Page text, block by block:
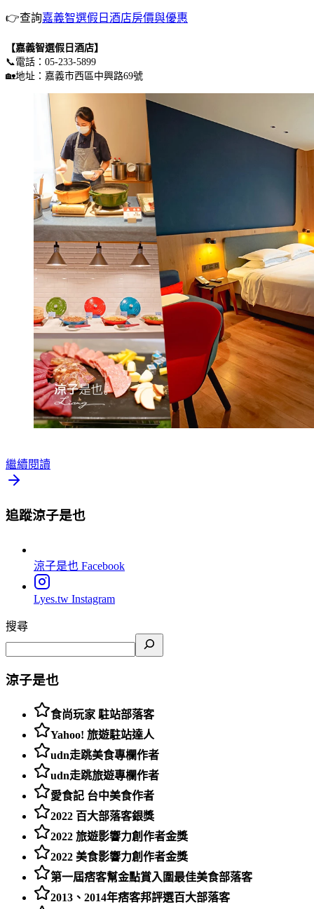
👉查詢嘉義智選假日酒店房價與優惠
【嘉義智選假日酒店】
📞電話：05-233-5899
🏡地址：嘉義市西區中興路69號
繼續閱讀
追蹤涼子是也
涼子是也 Facebook
Lyes.tw Instagram
搜尋
涼子是也
食尚玩家 駐站部落客
Yahoo! 旅遊駐站達人
udn走跳美食專欄作者
udn走跳旅遊專欄作者
愛食記 台中美食作者
2022 百大部落客銀獎
2022 旅遊影響力創作者金獎
2022 美食影響力創作者金獎
第一屆痞客幫金點賞入圍最佳美食部落客
2013、2014年痞客邦評選百大部落客